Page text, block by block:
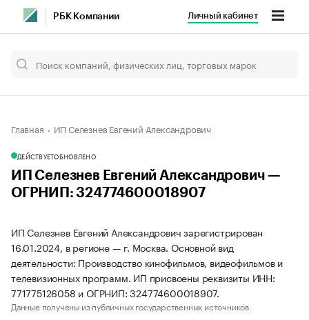
РБК Компании Личный кабинет
Главная ИП Селезнев Евгений Александрович
ДЕЙСТВУЕТОБНОВЛЕНО
ИП Селезнев Евгений Александрович —
ОГРНИП: 324774600018907
ИП Селезнев Евгений Александрович зарегистрирован
16.01.2024, в регионе — г. Москва. Основной вид
деятельности: Производство кинофильмов, видеофильмов и
телевизионных программ. ИП присвоены реквизиты ИНН:
771775126058 и ОГРНИП: 324774600018907.
Данные получены из публичных государственных источников.